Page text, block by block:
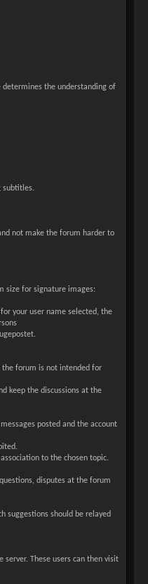
determines the understanding of
subtitles.
not make the forum harder to
size for signature images:
your user name selected, the
the forum is not intended for
keep the discussions at the
posted and the account
to the chosen topic.
disputes at the forum
suggestions should be relayed
These users can then visit